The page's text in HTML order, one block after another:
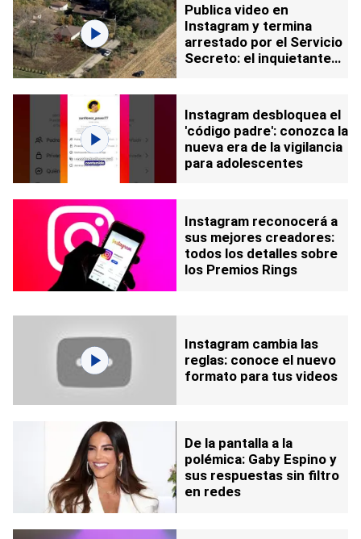
Publica video en
Instagram y termina
arrestado por el Servicio
Secreto: el inquietante
Instagram desbloquea el
'código padre': conozca la
nueva era de la vigilancia
para adolescentes
Instagram reconocerá a
sus mejores creadores:
todos los detalles sobre
los Premios Rings
Instagram cambia las
reglas: conoce el nuevo
formato para tus videos
De la pantalla a la
polémica: Gaby Espino y
sus respuestas sin filtro
en redes